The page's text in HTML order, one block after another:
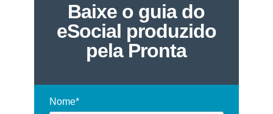
Baixe o guia do
eSocial produzido
pela Pronta
Nome*